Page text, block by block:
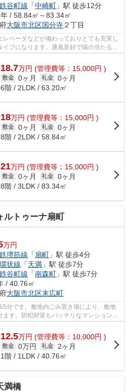
谷町線 「中崎町 」駅 徒歩12分
/ 58.84㎡～83.34㎡
大阪市北区国分寺２丁目
ベータなどが備わっておりとても充実し
プになります。通風良好で陽の当たる気
18.7万円 (管理費等：15,000円 )
敷金 0ヶ月 礼金 0ヶ月
6階 / 2LDK / 63.20㎡
18万円 (管理費等：15,000円 )
敷金 0ヶ月 礼金 0ヶ月
8階 / 2LDK / 58.84㎡
21万円 (管理費等：15,000円 )
敷金 0ヶ月 礼金 0ヶ月
8階 / 3LDK / 83.34㎡
ルトゥーナ扇町
万円
堺筋線 「 扇町 」駅 徒歩4分
状線 「天満 」駅 徒歩7分
谷町線 「南森町 」駅 徒歩7分
/ 40.76㎡
大阪市北区末広町
5分です。敷地内ごみ置き場により、敷地
す。防犯対策もバッチリなマンションタ
12.5万円 (管理費等：10,000円 )
敷金 0万円 礼金
2ヶ月
1階 / 1LDK / 40.76㎡
満橋